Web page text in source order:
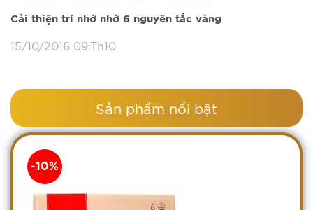
Cải thiện trí nhớ nhờ 6 nguyên tắc vàng
15/10/2016 09:Th10
Sản phẩm nổi bật
-10%